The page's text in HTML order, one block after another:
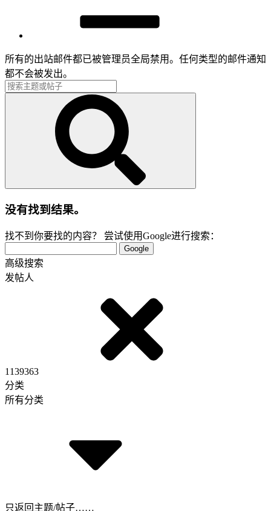
所有的出站邮件都已被管理员全局禁用。任何类型的邮件通知
都不会被发出。
没有找到结果。
找不到你要找的内容？ 尝试使用Google进行搜索：
Google
高级搜索
发帖人
1139363
分类
所有分类
只返回主题/帖子……